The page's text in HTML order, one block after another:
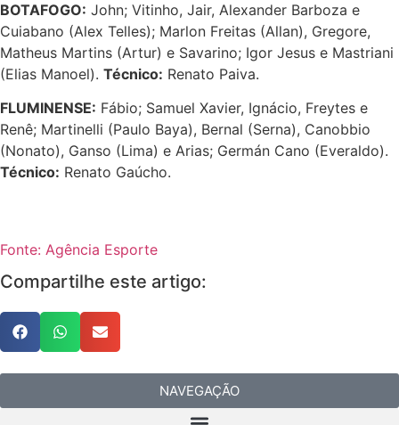
BOTAFOGO: John; Vitinho, Jair, Alexander Barboza e
Cuiabano (Alex Telles); Marlon Freitas (Allan), Gregore,
Matheus Martins (Artur) e Savarino; Igor Jesus e Mastriani
(Elias Manoel). Técnico: Renato Paiva.
FLUMINENSE: Fábio; Samuel Xavier, Ignácio, Freytes e
Renê; Martinelli (Paulo Baya), Bernal (Serna), Canobbio
(Nonato), Ganso (Lima) e Arias; Germán Cano (Everaldo).
Técnico: Renato Gaúcho.
Fonte: Agência Esporte
Compartilhe este artigo:
NAVEGAÇÃO